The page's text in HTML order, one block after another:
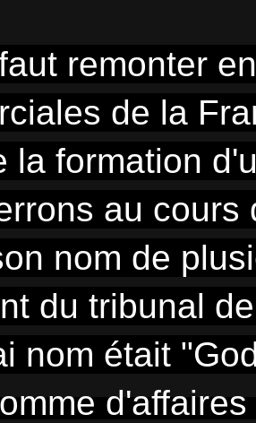
remonter
de la
la formation
au
nom de
du tribunal
nom était